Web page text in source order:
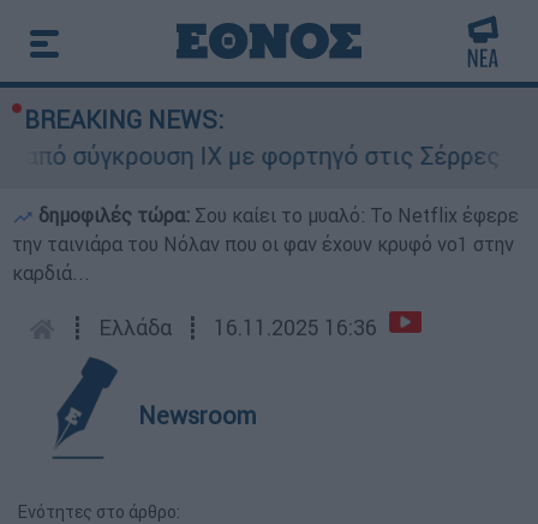
BREAKING NEWS:
ΙΧ με φορτηγό στις Σέρρες
δημοφιλές τώρα: Σου καίει το μυαλό: Το Netflix έφερε
την ταινιάρα του Νόλαν που οι φαν έχουν κρυφό νο1 στην
καρδιά...
┋ Ελλάδα ┋ 16.11.2025 16:36
Newsroom
Ενότητες στο άρθρο: